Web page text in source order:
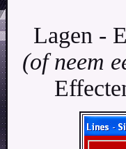
Lagen -
(of neem